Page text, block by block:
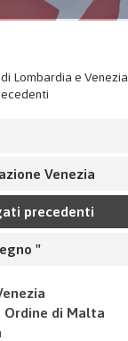
Lombardia e Venezia
Venezia
precedenti
"
Ordine di Malta